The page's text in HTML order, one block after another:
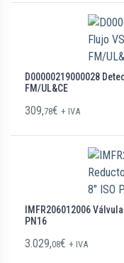
D00000219000028
FM/UL&CE
309,78€ + IVA
IMFR206012006
PN16
3.029,08€ + IVA